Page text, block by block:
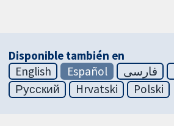
Disponible también en
English
Español فارسی
Русский
Hrvatski Polski